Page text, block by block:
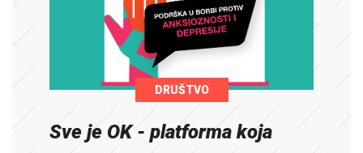
DRUŠTVO
Sve je OK - platforma koja